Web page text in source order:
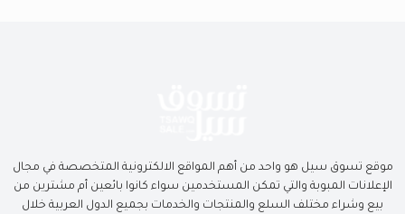
موقع تسوق سيل هو واحد من أهم المواقع الالكترونية المتخصصة في مجال
الإعلانات المبوبة والتي تمكن المستخدمين سواء كانوا بائعين أم مشترين من
بيع وشراء مختلف السلع والمنتجات والخدمات بجميع الدول العربية خلال